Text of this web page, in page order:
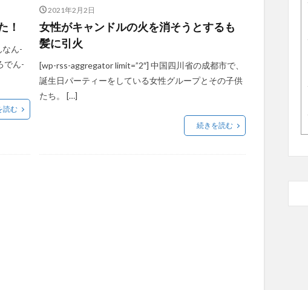
！
なん-
でん-
読む
2021年2月2日
女性がキャンドルの火を消そうとするも
髪に引火
[wp-rss-aggregator limit=”2″] 中国四川省の成都市で、
誕生日パーティーをしている女性グループとその子供
たち。 […]
続きを読む